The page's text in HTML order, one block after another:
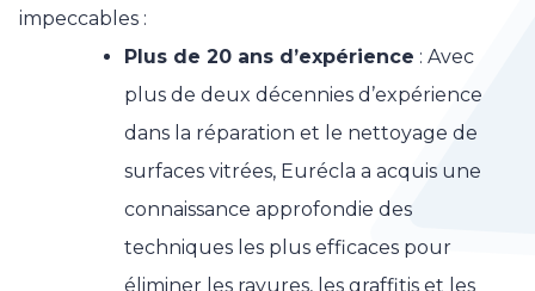
impeccables :
Plus de 20 ans d’expérience : Avec
plus de deux décennies d’expérience
dans la réparation et le nettoyage de
surfaces vitrées, Eurécla a acquis une
connaissance approfondie des
techniques les plus efficaces pour
éliminer les rayures, les graffitis et les